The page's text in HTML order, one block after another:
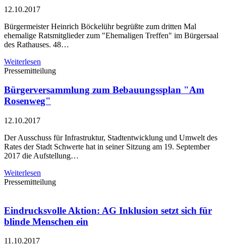
12.10.2017
Bürgermeister Heinrich Böckelühr begrüßte zum dritten Mal
ehemalige Ratsmitglieder zum "Ehemaligen Treffen" im Bürgersaal
des Rathauses. 48…
Weiterlesen
Pressemitteilung
Bürgerversammlung zum Bebauungssplan "Am
Rosenweg"
12.10.2017
Der Ausschuss für Infrastruktur, Stadtentwicklung und Umwelt des
Rates der Stadt Schwerte hat in seiner Sitzung am 19. September
2017 die Aufstellung…
Weiterlesen
Pressemitteilung
Eindrucksvolle Aktion: AG Inklusion setzt sich für
blinde Menschen ein
11.10.2017